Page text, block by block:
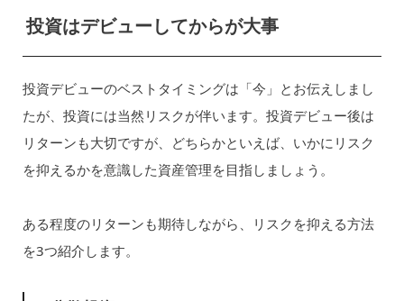
投資はデビューしてからが大事
投資デビューのベストタイミングは「今」とお伝えしまし
たが、投資には当然リスクが伴います。投資デビュー後は
リターンも大切ですが、どちらかといえば、いかにリスク
を抑えるかを意識した資産管理を目指しましょう。
ある程度のリターンも期待しながら、リスクを抑える方法
を3つ紹介します。